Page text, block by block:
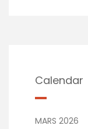
Calendar
MARS 2026